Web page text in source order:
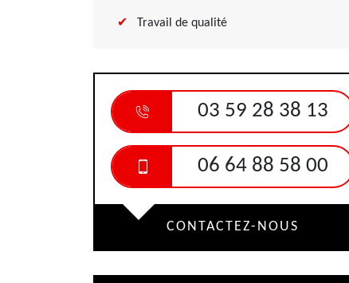
Travail de qualité
03 59 28 38 13
06 64 88 58 00
CONTACTEZ-NOUS